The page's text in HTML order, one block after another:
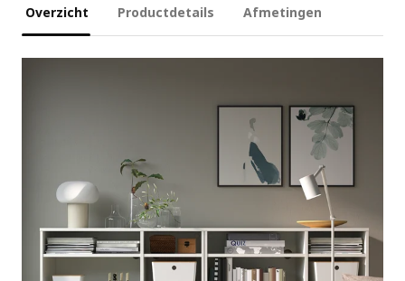
Overzicht Productdetails Afmetingen